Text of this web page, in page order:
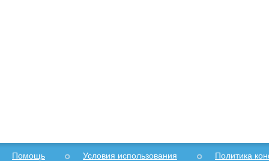
Помощь Условия использования Политика